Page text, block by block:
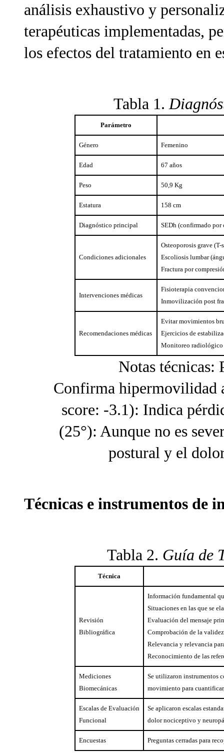
análisis exhaustivo y
terapéuticas implementadas,
los efectos del tratamiento en
Tabla 1.
Parámetro
Género Femenino
Edad 67 años
Peso 50,9 Kg
Estatura 158 cm
Diagnóstico principal SEDh (confirmado
Condiciones adicionales
Osteoporosis grave (T-
Escoliosis lumbar
Fractura por
Intervenciones médicas
Fisioterapia
Inmovilización post
Recomendaciones médicas
Evitar movimientos
Ejercicios de
Monitoreo radiológico
Notas técnicas:
Confirma hipermovilidad
score: -3.1): Indica
(25°): Aunque no es
postural y el
Técnicas e instrumentos de
Tabla 2. Guía de
Técnica
Revisión
Bibliográfica
Información fundamental
Situaciones en las que se
Evaluación del mensaje
Comprobación de la
Relevancia y relevancia
Reconocimiento de las
Mediciones
Biomecánicas
Se utilizaron instrumentos
movimiento para
Escalas de Evaluación
Funcional
Se aplicaron escalas
dolor nociceptivo y
Encuestas Preguntas cerradas para